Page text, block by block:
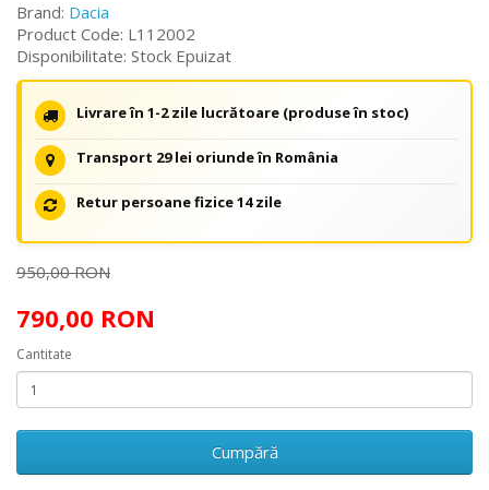
Brand: Dacia
Product Code: L112002
Disponibilitate: Stock Epuizat
Livrare în 1-2 zile lucrătoare (produse în stoc)
Transport 29 lei oriunde în România
Retur persoane fizice 14 zile
950,00 RON
790,00 RON
Cantitate
Cumpără